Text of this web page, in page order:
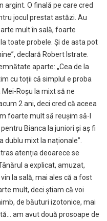
argint. O finală pe care cred
jocul prestat astăzi. Au
mult în sală, foarte
toate probele. Și de asta pot
declară Robert Istrate.
aparte: „Cea de la
cu toții că simplul e proba
Roșu la mixt să ne
2 ani, deci cred că aceea
foarte mult să reușim să-l
Bianca la juniori și aș fi
dublu mixt la naționale”.
atenția deoarece se
a explicat, amuzat,
la sală, mai ales că a fost
mult, deci știam că voi
de băuturi izotonice, mai
am avut două prosoape de